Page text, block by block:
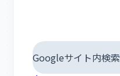
Googleサイト内検索